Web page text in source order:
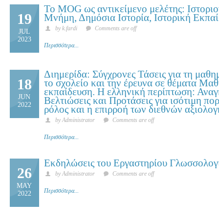
19
JUL
2023
Το ΜΟG ως αντικείμενο μελέτης:
Μνήμη, Δημόσια Ιστορία, Ιστορική
by k.fardi Comments are off
Περισσότερα...
18
JUN
2022
Διημερίδα: Σύγχρονες Τάσεις για τη
το σχολείο και την έρευνα σε θέματα
εκπαίδευση. Η ελληνική περίπτωση:
Βελτιώσεις και Προτάσεις για ισότιμη
ρόλος και η επιρροή των διεθνών
by Administrator Comments are off
Περισσότερα...
26
MAY
2022
Εκδηλώσεις του Εργαστηρίου
by Administrator Comments are off
Περισσότερα...